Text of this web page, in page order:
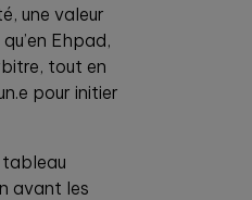
une valeur
Ehpad,
tout en
pour initier
tableau
avant les